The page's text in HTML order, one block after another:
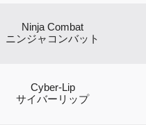
Ninja Combat
ニンジャコンバット
Cyber-Lip
サイバーリップ